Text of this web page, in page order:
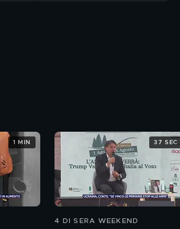
1 MIN
4 DI SERA WEEKEND
37 SEC